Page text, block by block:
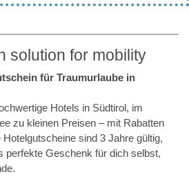
solution for mobility
für Traumurlaube in
Hotels in Südtirol, im
zu kleinen Preisen – mit Rabatten
sind 3 Jahre gültig,
perfekte Geschenk für dich selbst,